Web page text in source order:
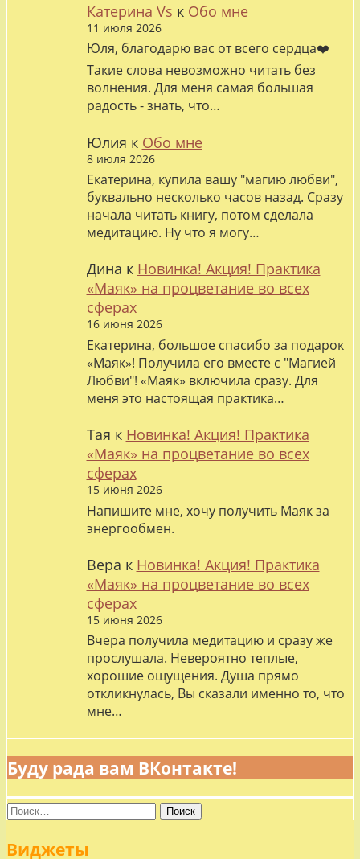
Катерина Vs к Обо мне
11 июля 2026
Юля, благодарю вас от всего сердца❤️
Такие слова невозможно читать без
волнения. Для меня самая большая
радость - знать, что…
Юлия к Обо мне
8 июля 2026
Екатерина, купила вашу "магию любви",
буквально несколько часов назад. Сразу
начала читать книгу, потом сделала
медитацию. Ну что я могу…
Дина к Новинка! Акция! Практика
«Маяк» на процветание во всех
сферах
16 июня 2026
Екатерина, большое спасибо за подарок
«Маяк»! Получила его вместе с "Магией
Любви"! «Маяк» включила сразу. Для
меня это настоящая практика…
Тая к Новинка! Акция! Практика
«Маяк» на процветание во всех
сферах
15 июня 2026
Напишите мне, хочу получить Маяк за
энергообмен.
Вера к Новинка! Акция! Практика
«Маяк» на процветание во всех
сферах
15 июня 2026
Вчера получила медитацию и сразу же
прослушала. Невероятно теплые,
хорошие ощущения. Душа прямо
откликнулась, Вы сказали именно то, что
мне…
Буду рада вам ВКонтакте!
Найти:
Виджеты